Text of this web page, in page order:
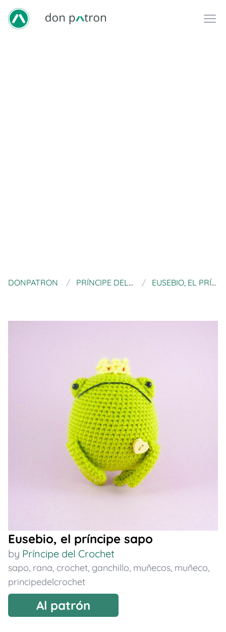
DONPATRON PRÍNCIPE DEL CROCHET EUSEBIO, EL PRÍNCIPE SAPO
Eusebio, el príncipe sapo
by Príncipe del Crochet
sapo, rana, crochet, ganchillo, muñecos, muñeco,
principedelcrochet
Al patrón